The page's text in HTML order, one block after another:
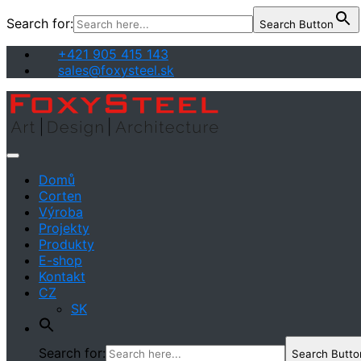
Search for: Search Button
Skip
+421 905 415 143
sales@foxysteel.sk
FoxySteel
Domů
Corten
Výroba
Projekty
Produkty
E-shop
Kontakt
CZ
SK
Search for: Search